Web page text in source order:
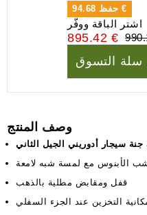
حفظ 94.68 €
اشتر الباقة ووفّر
895.42 €
سلة التسوق
وصف المنتج
الأبنوس مع لمسة شبه لامعة
قفل ومقابض مطلية بالذهب
التخزين عند الجزء السفلي